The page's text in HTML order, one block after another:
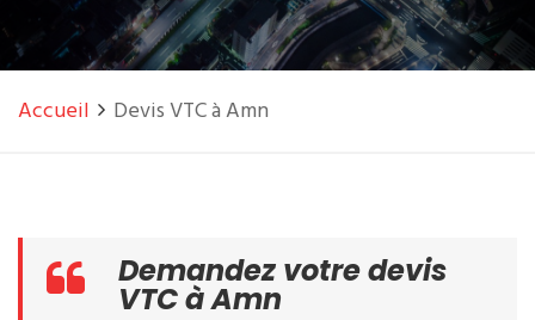
Accueil Devis VTC à Amn
Demandez votre devis
VTC à Amn